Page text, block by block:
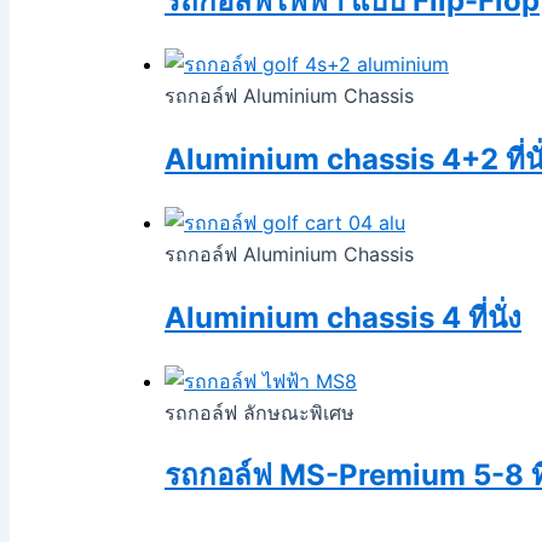
รถกอล์ฟ Aluminium Chassis
Aluminium chassis 4+2 ที่
รถกอล์ฟ Aluminium Chassis
Aluminium chassis 4 ที่นั่ง
รถกอล์ฟ ลักษณะพิเศษ
รถกอล์ฟ MS-Premium 5-8